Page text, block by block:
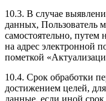
10.3. В случае
данных, Пользователь
самостоятельно, путем
на адрес электронной
пометкой
10.4. Срок обработки
достижением целей,